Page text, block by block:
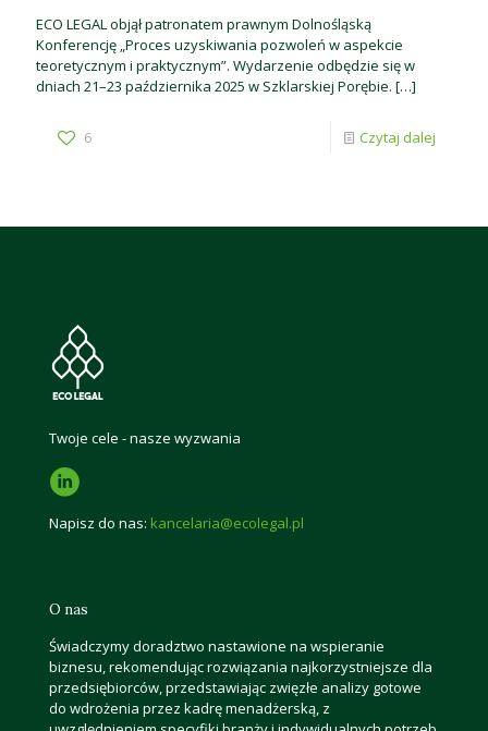
ECO LEGAL objął patronatem prawnym Dolnośląską
Konferencję „Proces uzyskiwania pozwoleń w aspekcie
teoretycznym i praktycznym”. Wydarzenie odbędzie się w
dniach 21–23 października 2025 w Szklarskiej Porębie. […]
6 Czytaj dalej
Twoje cele - nasze wyzwania
Napisz do nas: kancelaria@ecolegal.pl
O nas
Świadczymy doradztwo nastawione na wspieranie
biznesu, rekomendując rozwiązania najkorzystniejsze dla
przedsiębiorców, przedstawiając zwięzłe analizy gotowe
do wdrożenia przez kadrę menadżerską, z